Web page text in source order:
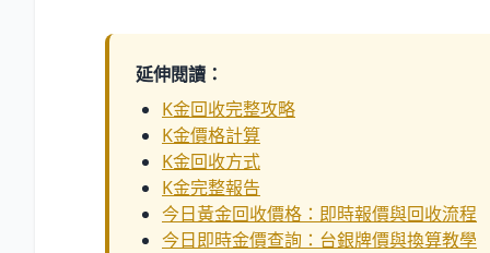
延伸閱讀：
K金回收完整攻略
K金價格計算
K金回收方式
K金完整報告
今日黃金回收價格：即時報價與回收流程
今日即時金價查詢：台銀牌價與換算教學